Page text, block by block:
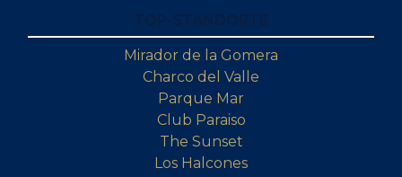
Mirador de la Gomera
Charco del Valle
Parque Mar
Club Paraiso
The Sunset
Los Halcones